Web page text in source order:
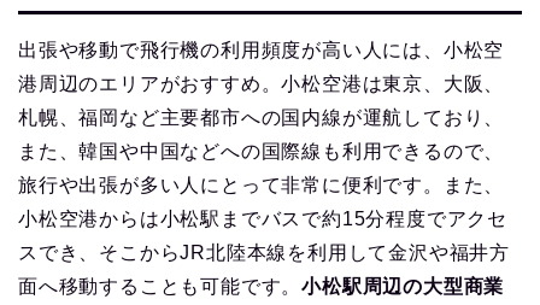
出張や移動で飛行機の利用頻度が高い人には、小松空
港周辺のエリアがおすすめ。小松空港は東京、大阪、
札幌、福岡など主要都市への国内線が運航しており、
また、韓国や中国などへの国際線も利用できるので、
旅行や出張が多い人にとって非常に便利です。また、
小松空港からは小松駅までバスで約15分程度でアクセ
スでき、そこからJR北陸本線を利用して金沢や福井方
面へ移動することも可能です。小松駅周辺の大型商業